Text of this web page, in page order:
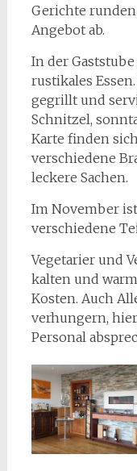
Gerichte runden
Angebot ab.
In der
rustikales
gegrillt und
Schnitzel,
Karte finden
verschiedene
leckere Sachen.
Im November
verschiedene
Vegetarier und
kalten und
Kosten. Auch
verhungern,
Personal